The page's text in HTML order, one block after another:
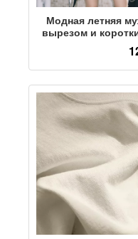
Модная летняя
вырезом и
года,
полосатый топ